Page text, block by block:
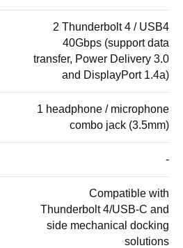
2 Thunderbolt 4 / USB4
40Gbps (support data
transfer, Power Delivery 3.0
and DisplayPort 1.4a)
1 headphone / microphone
combo jack (3.5mm)
-
Compatible with
Thunderbolt 4/USB-C and
side mechanical docking
solutions